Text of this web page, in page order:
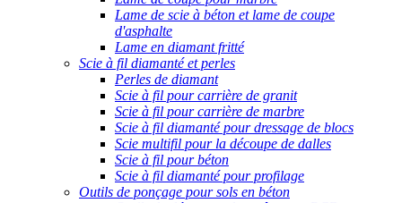
Lame de scie à béton et lame de coupe
d'asphalte
Lame en diamant fritté
Scie à fil diamanté et perles
Perles de diamant
Scie à fil pour carrière de granit
Scie à fil pour carrière de marbre
Scie à fil diamanté pour dressage de blocs
Scie multifil pour la découpe de dalles
Scie à fil pour béton
Scie à fil diamanté pour profilage
Outils de ponçage pour sols en béton